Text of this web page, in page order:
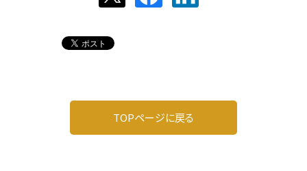
TOPページに戻る